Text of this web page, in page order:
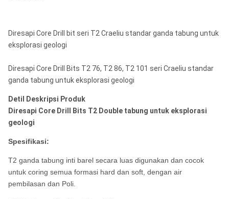
Diresapi Core Drill bit seri T2 Craeliu standar ganda tabung untuk
eksplorasi geologi
Diresapi Core Drill Bits T2 76, T2 86, T2 101 seri Craeliu standar
ganda tabung untuk eksplorasi geologi
Detil Deskripsi Produk
Diresapi Core Drill Bits T2 Double tabung untuk eksplorasi
geologi
Spesifikasi:
T2 ganda tabung inti barel secara luas digunakan dan cocok
untuk coring semua formasi hard dan soft, dengan air
pembilasan dan Poli.